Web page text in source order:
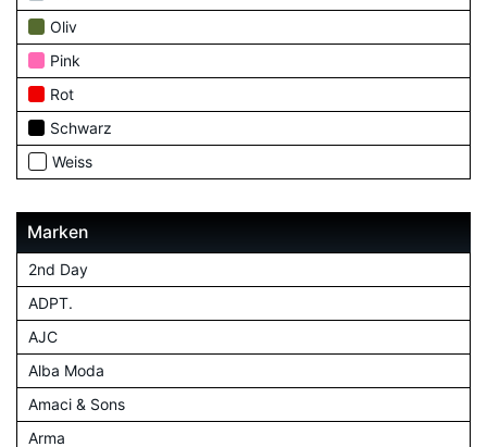
Oliv
Pink
Rot
Schwarz
Weiss
Marken
2nd Day
ADPT.
AJC
Alba Moda
Amaci & Sons
Arma